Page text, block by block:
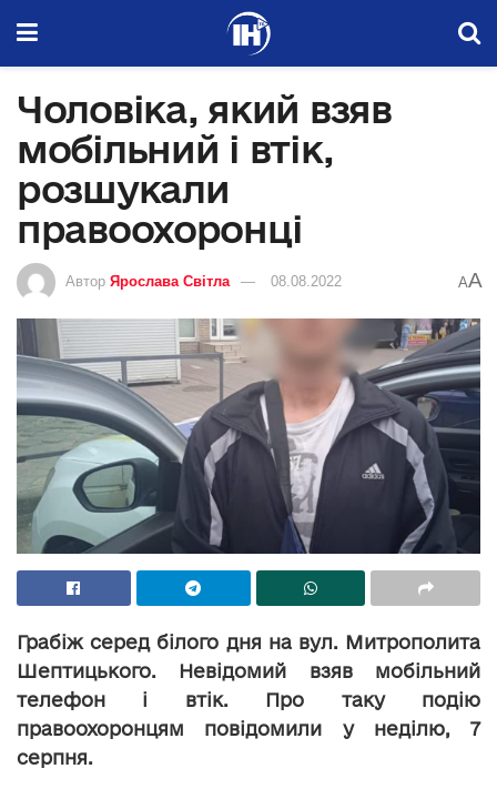
Чоловіка, який взяв
мобільний і втік,
розшукали
правоохоронці
Автор Ярослава Світла 08.08.2022 AA
Грабіж серед білого дня на вул. Митрополита
Шептицького. Невідомий взяв мобільний
телефон і втік. Про таку подію
правоохоронцям повідомили у неділю, 7
серпня.